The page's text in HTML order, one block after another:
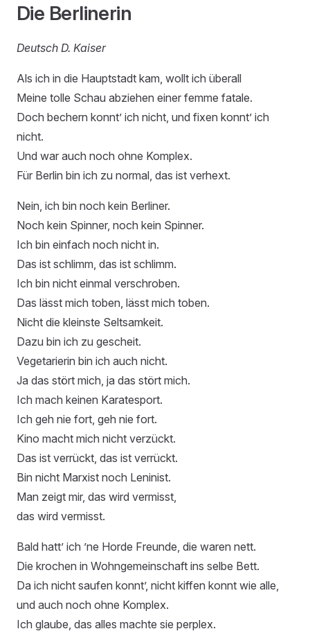
Die Berlinerin
Deutsch D. Kaiser
Als ich in die Hauptstadt kam, wollt ich überall
Meine tolle Schau abziehen einer femme fatale.
Doch bechern konnt’ ich nicht, und fixen konnt’ ich
nicht.
Und war auch noch ohne Komplex.
Für Berlin bin ich zu normal, das ist verhext.
Nein, ich bin noch kein Berliner.
Noch kein Spinner, noch kein Spinner.
Ich bin einfach noch nicht in.
Das ist schlimm, das ist schlimm.
Ich bin nicht einmal verschroben.
Das lässt mich toben, lässt mich toben.
Nicht die kleinste Seltsamkeit.
Dazu bin ich zu gescheit.
Vegetarierin bin ich auch nicht.
Ja das stört mich, ja das stört mich.
Ich mach keinen Karatesport.
Ich geh nie fort, geh nie fort.
Kino macht mich nicht verzückt.
Das ist verrückt, das ist verrückt.
Bin nicht Marxist noch Leninist.
Man zeigt mir, das wird vermisst,
das wird vermisst.
Bald hatt’ ich ’ne Horde Freunde, die waren nett.
Die krochen in Wohngemeinschaft ins selbe Bett.
Da ich nicht saufen konnt’, nicht kiffen konnt wie alle,
und auch noch ohne Komplex.
Ich glaube, das alles machte sie perplex.